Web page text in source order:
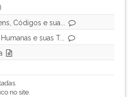
Códigos e sua...
e suas T...
no site.